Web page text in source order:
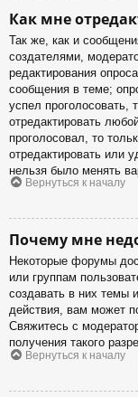
Как мне
Так же, как и
создателями,
редактирования
сообщения в теме;
успел проголосовать,
отредактировать
проголосовал, то
отредактировать или
нельзя было менять
Вернуться к началу
Почему мне
Некоторые форумы
или группам
создавать в них темы
действия, вам может
Свяжитесь с
получения такого
Вернуться к началу